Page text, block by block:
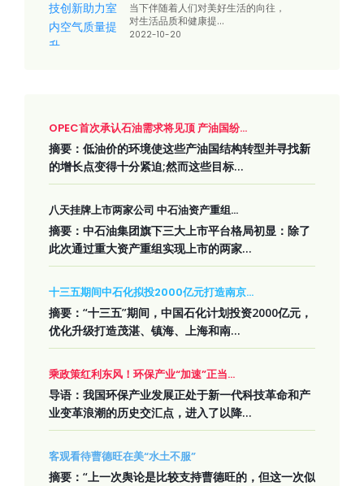
当下伴随着人们对美好生活的向往，
对生活品质和健康提...
2022-10-20
OPEC首次承认石油需求将见顶 产油国纷...
摘要：低油价的环境使这些产油国结构转型并寻找新
的增长点变得十分紧迫;然而这些目标...
八天挂牌上市两家公司 中石油资产重组...
摘要：中石油集团旗下三大上市平台格局初显：除了
此次通过重大资产重组实现上市的两家...
十三五期间中石化拟投2000亿元打造南京...
摘要：“十三五”期间，中国石化计划投资2000亿元，
优化升级打造茂湛、镇海、上海和南...
乘政策红利东风！环保产业“加速”正当...
导语：我国环保产业发展正处于新一代科技革命和产
业变革浪潮的历史交汇点，进入了以降...
客观看待曹德旺在美“水土不服”
摘要：“上一次舆论是比较支持曹德旺的，但这一次似